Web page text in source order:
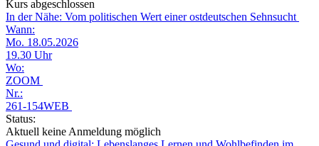
Kurs abgeschlossen
In der Nähe: Vom politischen Wert einer ostdeutschen Sehnsucht
Wann:
Mo. 18.05.2026
19.30 Uhr
Wo:
ZOOM
Nr.:
261-154WEB
Status:
Aktuell keine Anmeldung möglich